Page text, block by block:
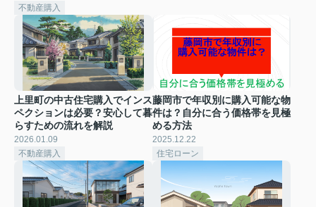
不動産購入
上里町の中古住宅購入でインス
ペクションは必要？安心して暮
らすための流れを解説
2026.01.09
不動産購入
藤岡市で年収別に購入可能な物
件は？自分に合う価格帯を見極
める方法
2025.12.22
住宅ローン